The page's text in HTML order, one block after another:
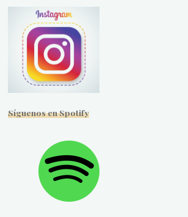
Síguenos en Spotify